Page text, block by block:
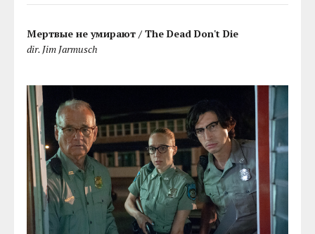
Мертвые не умирают / The Dead Don't Die
dir. Jim Jarmusch